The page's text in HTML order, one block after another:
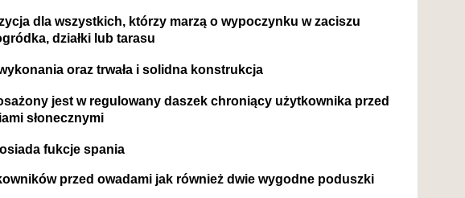
dla wszystkich, którzy marzą o wypoczynku w zaciszu
działki lub tarasu
oraz trwała i solidna konstrukcja
jest w regulowany daszek chroniący użytkownika przed
słonecznymi
fukcje spania
przed owadami jak również dwie wygodne poduszki